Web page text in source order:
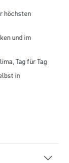
höchsten
und im
Tag für Tag
in